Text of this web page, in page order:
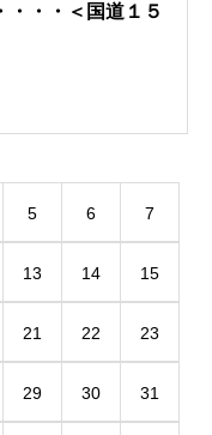
・・・＜国道１５
5 6 7
13 14 15
21 22 23
29 30 31